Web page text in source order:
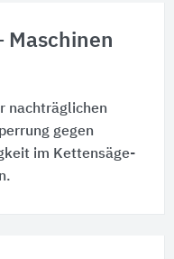
Maschinen
nachträglichen
gegen
im Kettensäge-